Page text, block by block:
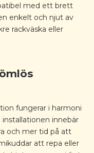
med ett brett
enkelt och njut av
rackväska eller
fungerar i harmoni
installationen innebär
och mer tid på att
att repa eller